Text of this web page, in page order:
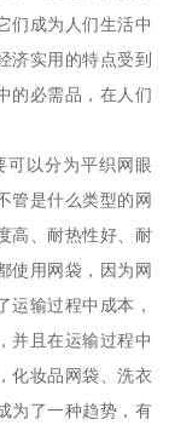
们成为人们生活中
济实用的特点受到
的必需品，在人们
可以分为平织网眼
管是什么类型的网
高、耐热性好、耐
使用网袋，因为网
运输过程中成本，
并且在运输过程中
化妆品网袋、洗衣
为了一种趋势，有